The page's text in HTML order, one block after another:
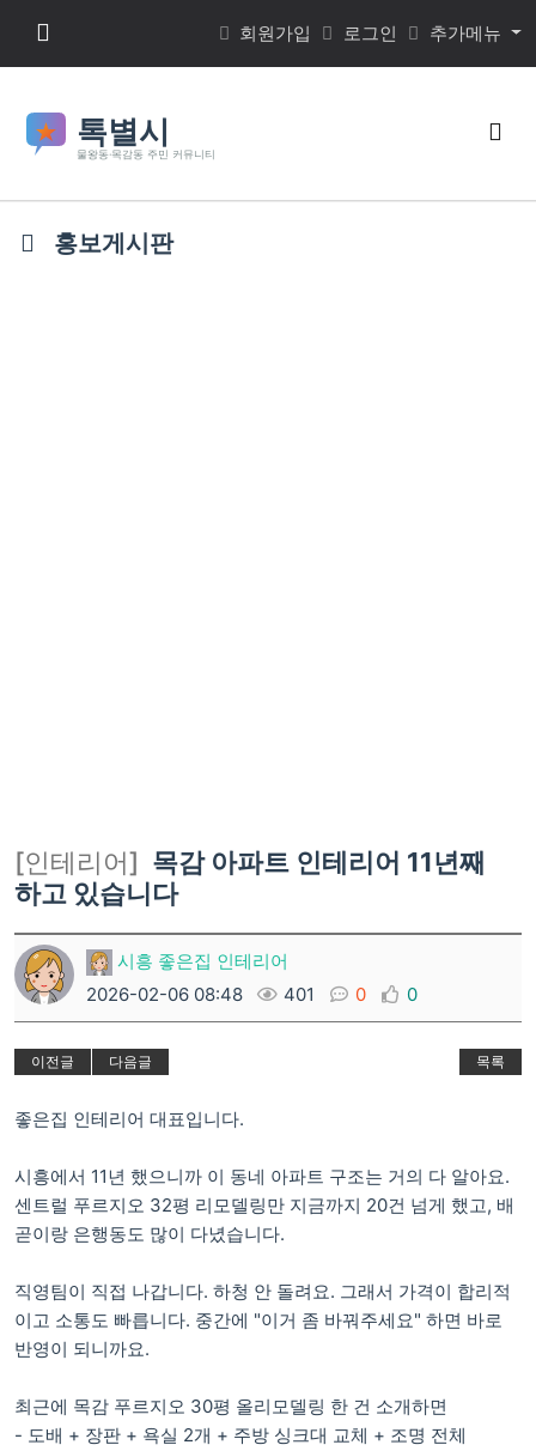
메뉴 버튼 회원가입 로그인 추가메뉴
검
홍보게시판
[인테리어] 목감 아파트 인테리어 11년째
하고 있습니다
시흥 좋은집 인테리어
2026-02-06 08:48
401 0 0
이전글 다음글 목록
좋은집 인테리어 대표입니다.
시흥에서 11년 했으니까 이 동네 아파트 구조는 거의 다 알아요.
센트럴 푸르지오 32평 리모델링만 지금까지 20건 넘게 했고, 배
곧이랑 은행동도 많이 다녔습니다.
직영팀이 직접 나갑니다. 하청 안 돌려요. 그래서 가격이 합리적
이고 소통도 빠릅니다. 중간에 "이거 좀 바꿔주세요" 하면 바로
반영이 되니까요.
최근에 목감 푸르지오 30평 올리모델링 한 건 소개하면
- 도배 + 장판 + 욕실 2개 + 주방 싱크대 교체 + 조명 전체